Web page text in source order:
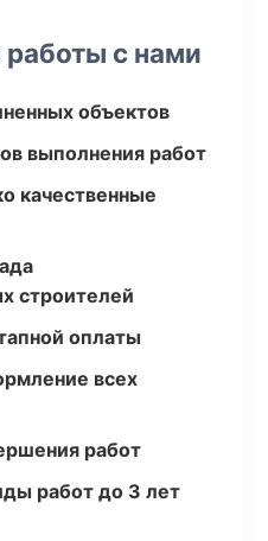
с нами
объектов
выполнения работ
качественные
строителей
оплаты
всех
работ
работ до 3 лет